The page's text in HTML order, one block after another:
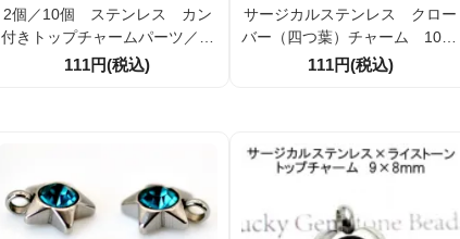
2個／10個 ステンレス カン
付きトップチャームパーツ／フ
ラワーモチーフ10×8ｍｍ（101
111円(税込)
サージカルステンレス クロー
バー（四つ葉）チャーム 10×8
ｍｍ（2個入／20個入）
111円(税込)